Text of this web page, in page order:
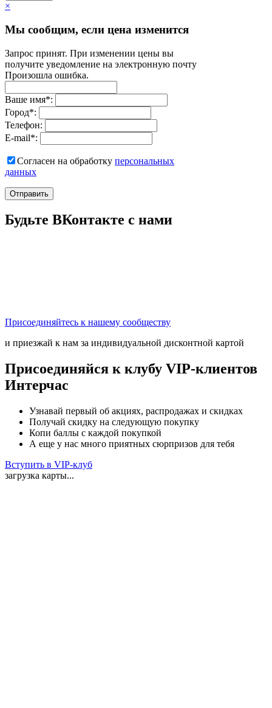
×
Мы сообщим, если цена изменится
Запрос принят. При изменении цены вы
получите уведомление на электронную почту
Произошла ошибка.
Ваше имя*:
Город*:
Телефон:
E-mail*:
Согласен на обработку персональныx
данных
Отправить
Будьте ВКонтакте с нами
Присоединяйтесь к нашему сообществу
и приезжай к нам за индивидуальной дисконтной картой
Присоединяйся к клубу VIP-клиентов
Интерчас
Узнавай первый об акциях, распродажах и скидках
Получай скидку на следующую покупку
Копи баллы с каждой покупкой
А еще у нас много приятных сюрпризов для тебя
Вступить в VIP-клуб
загрузка карты...